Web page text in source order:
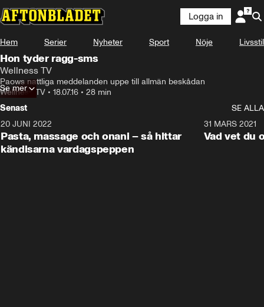
Logga in
Hem Serier Nyheter Sport Nöje Livsstil
Hon tyder ragg-sms
Wellness TV
Paows nattliga meddelanden uppe till allmän beskådan
Wellness TV • 18.07.16 • 28 min
Se mer
Senast
SE ALLA
20 JUNI 2022
Pasta, massage och onani – så hittar
kändisarna vardagspeppen
31 MARS 2021
Vad vet du